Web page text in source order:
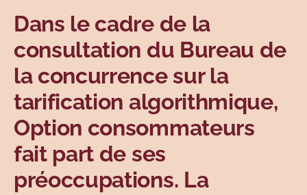
Sujets
Dans le cadre de la
consultation du Bureau de
la concurrence sur la
tarification algorithmique,
Option consommateurs
fait part de ses
préoccupations. La